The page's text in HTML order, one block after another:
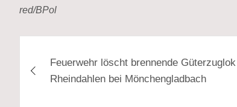
red/BPol
Feuerwehr löscht brennende
Rheindahlen bei Mönchengladbach